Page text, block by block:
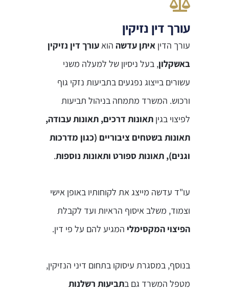
עורך דין נזיקין
עורך הדיןאיתן עדשה הואעורך דין נזיקין
באשקלון, בעל ניסיון של למעלה משני
עשורים בייצוג נפגעים בתביעות נזקי גוף
ורכוש. המשרד מתמחה בניהול תביעות
לפיצוי בגיןתאונות דרכים, תאונות עבודה,
תאונות בשטחים ציבוריים (כגון מדרכות
וגנים), תאונות ספורט ותאונות נוספות.
עו"ד עדשה מייצג את לקוחותיו באופן אישי
וצמוד, משלב איסוף הראיות ועד לקבלת
הפיצוי המקסימלי המגיע להם על פי דין.
בנוסף, במסגרת עיסוקו בתחום דיני הנזיקין,
מטפל המשרד גם בתביעות רשלנות